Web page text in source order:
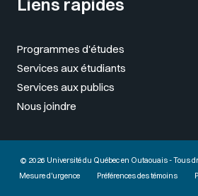
Liens rapides
Programmes d'études
Services aux étudiants
Services aux publics
Nous joindre
© 2026 Université du Québec en Outaouais - Tous
Mesure d'urgence
Préférences des témoins